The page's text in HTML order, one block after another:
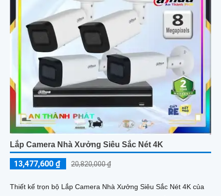
Lắp Camera Nhà Xưởng Siêu Sắc Nét 4K
13,477,600 ₫ 20,820,000 ₫
Thiết kế trọn bộ Lắp Camera Nhà Xưởng Siêu Sắc Nét 4K của